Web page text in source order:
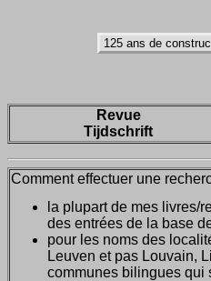
Revue
Tijdschrift
Comment effectuer une
la plupart de mes livres/
des entrées de la base
pour les noms des
Leuven et pas Louvain,
communes bilingues qui